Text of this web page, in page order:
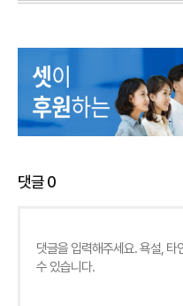
댓글0